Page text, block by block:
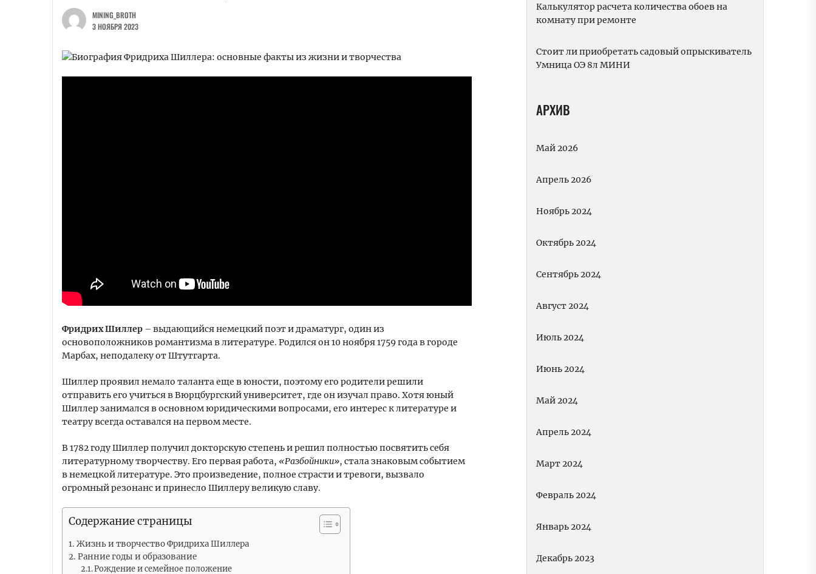
MINING_BROTH
3 НОЯБРЯ 2023
Фридрих Шиллер – выдающийся немецкий поэт и драматург, один из
основоположников романтизма в литературе. Родился он 10 ноября 1759 года в городе
Марбах, неподалеку от Штутгарта.
Шиллер проявил немало таланта еще в юности, поэтому его родители решили
отправить его учиться в Вюрцбургский университет, где он изучал право. Хотя юный
Шиллер занимался в основном юридическими вопросами, его интерес к литературе и
театру всегда оставался на первом месте.
В 1782 году Шиллер получил докторскую степень и решил полностью посвятить себя
литературному творчеству. Его первая работа, «Разбойники», стала знаковым событием
в немецкой литературе. Это произведение, полное страсти и тревоги, вызвало
огромный резонанс и принесло Шиллеру великую славу.
Содержание страницы
Жизнь и творчество Фридриха Шиллера
Ранние годы и образование
Рождение и семейное положение
Калькулятор расчета количества обоев на
комнату при ремонте
Стоит ли приобретать садовый опрыскиватель
Умница ОЭ 8л МИНИ
АРХИВ
Май 2026
Апрель 2026
Ноябрь 2024
Октябрь 2024
Сентябрь 2024
Август 2024
Июль 2024
Июнь 2024
Май 2024
Апрель 2024
Март 2024
Февраль 2024
Январь 2024
Декабрь 2023